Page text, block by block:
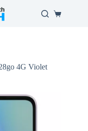
Panier
4G Violet